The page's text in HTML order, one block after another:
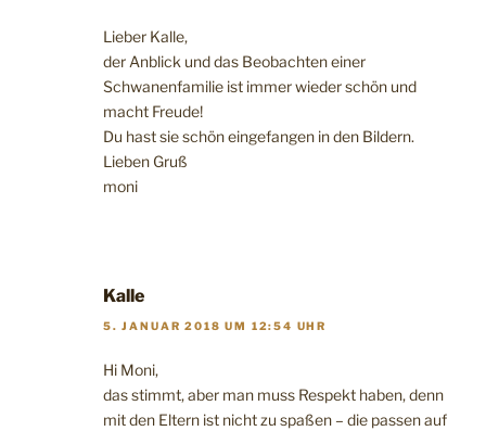
Lieber Kalle,
der Anblick und das Beobachten einer
Schwanenfamilie ist immer wieder schön und
macht Freude!
Du hast sie schön eingefangen in den Bildern.
Lieben Gruß
moni
Kalle
5. JANUAR 2018 UM 12:54 UHR
Hi Moni,
das stimmt, aber man muss Respekt haben, denn
mit den Eltern ist nicht zu spaßen – die passen auf